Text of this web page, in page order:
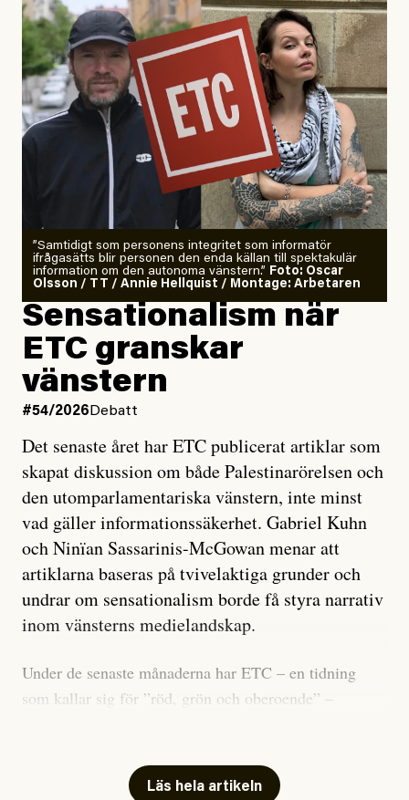
”Samtidigt som personens integritet som informatör
ifrågasätts blir personen den enda källan till spektakulär
information om den autonoma vänstern.” Foto: Oscar
Olsson / TT / Annie Hellquist / Montage: Arbetaren
Sensationalism när
ETC granskar
vänstern
#54/2026Debatt
Det senaste året har ETC publicerat artiklar som
skapat diskussion om både Palestinarörelsen och
den utomparlamentariska vänstern, inte minst
vad gäller informationssäkerhet. Gabriel Kuhn
och Ninïan Sassarinis-McGowan menar att
artiklarna baseras på tvivelaktiga grunder och
undrar om sensationalism borde få styra narrativ
inom vänsterns medielandskap.
Under de senaste månaderna har ETC – en tidning
som kallar sig för ”röd, grön och oberoende” –
skriver för? Vad betyder det att vara en ”röd, grön och
Läs hela artikeln